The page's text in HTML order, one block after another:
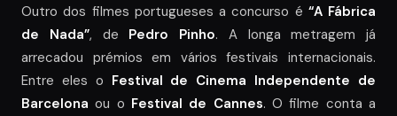
Outro dos filmes portugueses a concurso é “A Fábrica
de Nada”, de Pedro Pinho. A longa metragem já
arrecadou prémios em vários festivais internacionais.
Entre eles o Festival de Cinema Independente de
Barcelona ou o Festival de Cannes. O filme conta a